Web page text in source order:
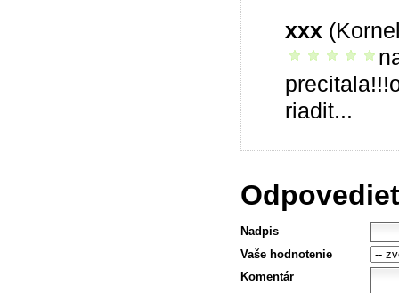
xxx
vrelo odporúčam
riadit...
Nadpis
Vaše hodnotenie
Komentár